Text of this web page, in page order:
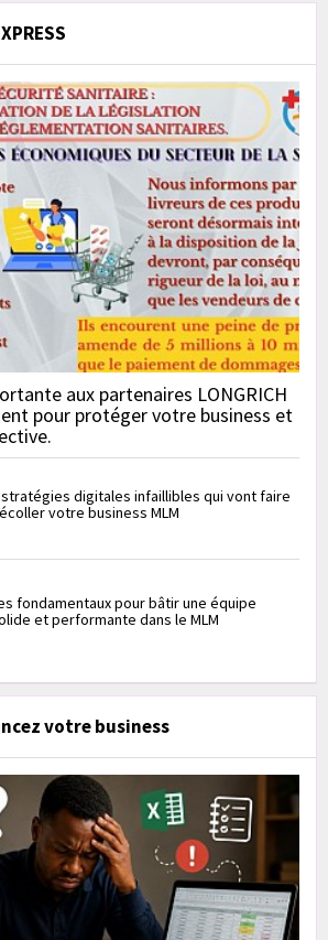
aux partenaires LONGRICH
pour protéger votre business et
digitales infaillibles qui vont faire
votre business MLM
fondamentaux pour bâtir une équipe
et performante dans le MLM
votre business